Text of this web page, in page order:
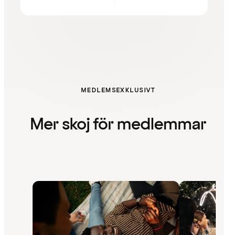
MEDLEMSEXKLUSIVT
Mer skoj för medlemmar